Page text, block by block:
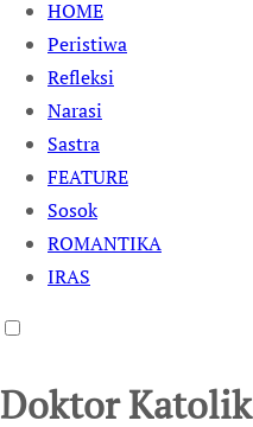
HOME
Peristiwa
Refleksi
Narasi
Sastra
FEATURE
Sosok
ROMANTIKA
IRAS
Doktor Katolik